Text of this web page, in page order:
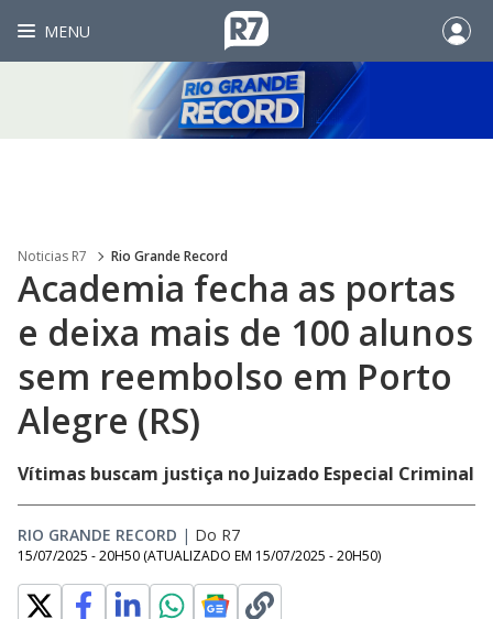
MENU
Noticias R7 Rio Grande Record
Academia fecha as portas
e deixa mais de 100 alunos
sem reembolso em Porto
Alegre (RS)
Vítimas buscam justiça no Juizado Especial Criminal
RIO GRANDE RECORD | Do R7
15/07/2025 - 20H50 (ATUALIZADO EM 15/07/2025 - 20H50)